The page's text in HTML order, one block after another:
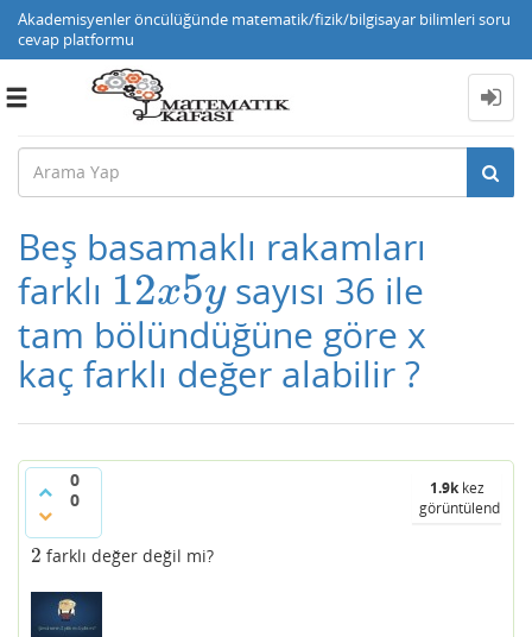
Akademisyenler öncülüğünde matematik/fizik/bilgisayar bilimleri soru
cevap platformu
Toggle
Beş basamaklı rakamları
farklı 12x5y
12x5y sayısı 36 ile
tam bölündüğüne göre x
kaç farklı değer alabilir ?
0
0
1.9kkez
görüntülendi
2
2 farklı değer değil mi?